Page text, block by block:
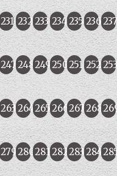
231 232 233 234235 236237
247248249250251 252 253
263264265266267268
279280281282283 284